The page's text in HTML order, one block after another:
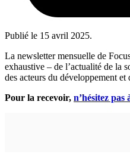
Publié le 15 avril 2025.
La newsletter mensuelle de
exhaustive – de l’actualité de la
des acteurs du développement et
Pour la recevoir, n’hésitez pas